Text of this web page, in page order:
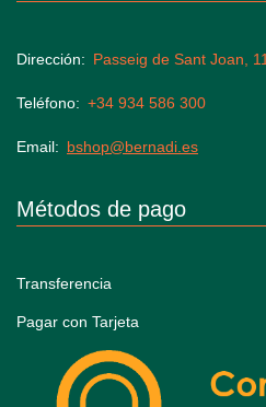
Dirección Passeig de Sant Joan,
Teléfono +34 934 586 300
Email bshop@bernadi.es
Métodos de pago
Transferencia
Pagar con Tarjeta